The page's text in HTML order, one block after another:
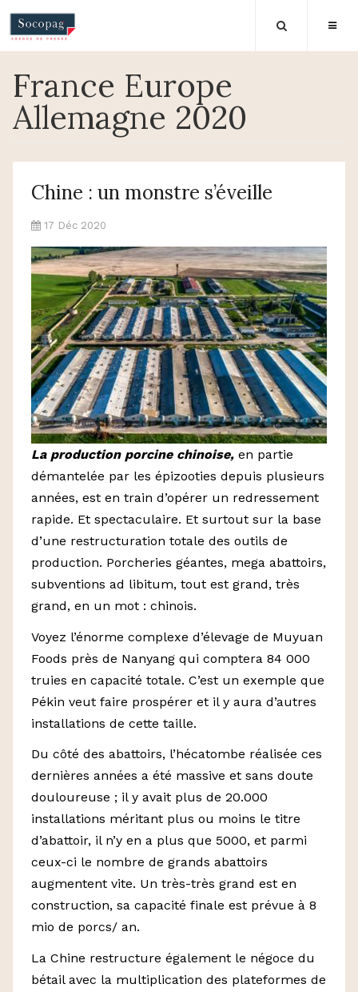
France Europe
Allemagne 2020
Chine : un monstre s’éveille
17 Déc 2020
La production porcine chinoise, en partie
démantelée par les épizooties depuis plusieurs
années, est en train d’opérer un redressement
rapide. Et spectaculaire. Et surtout sur la base
d’une restructuration totale des outils de
production. Porcheries géantes, mega abattoirs,
subventions ad libitum, tout est grand, très
grand, en un mot : chinois.
Voyez l’énorme complexe d’élevage de Muyuan
Foods près de Nanyang qui comptera 84 000
truies en capacité totale. C’est un exemple que
Pékin veut faire prospérer et il y aura d’autres
installations de cette taille.
Du côté des abattoirs, l’hécatombe réalisée ces
dernières années a été massive et sans doute
douloureuse ; il y avait plus de 20.000
installations méritant plus ou moins le titre
d’abattoir, il n’y en a plus que 5000, et parmi
ceux-ci le nombre de grands abattoirs
augmentent vite. Un très-très grand est en
construction, sa capacité finale est prévue à 8
mio de porcs/ an.
La Chine restructure également le négoce du
bétail avec la multiplication des plateformes de